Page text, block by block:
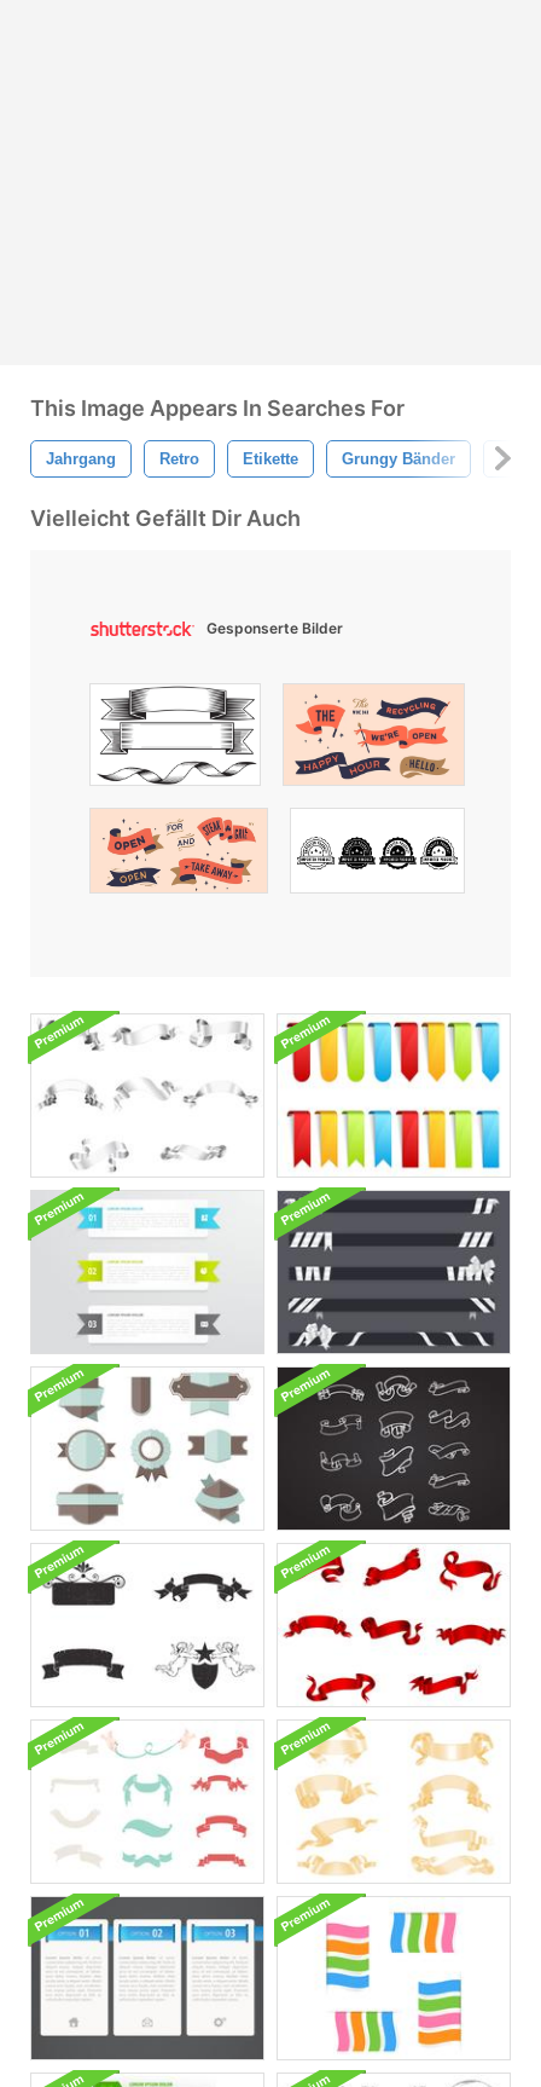
This Image Appears In Searches For
Jahrgang Retro Etikette Grungy Bänder
Vielleicht Gefällt Dir Auch
Gesponserte Bilder